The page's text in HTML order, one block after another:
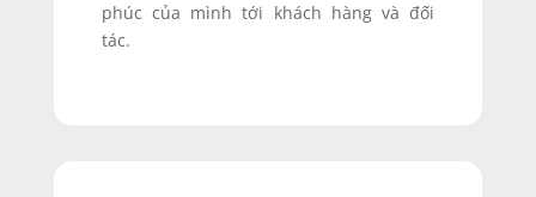
phúc của mình tới khách hàng và đối
tác.